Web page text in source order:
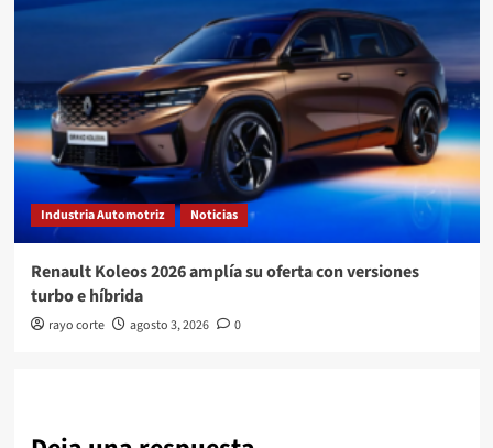
Industria Automotriz Noticias
Renault Koleos 2026 amplía su oferta con versiones
turbo e híbrida
rayo corte agosto 3, 2026 0